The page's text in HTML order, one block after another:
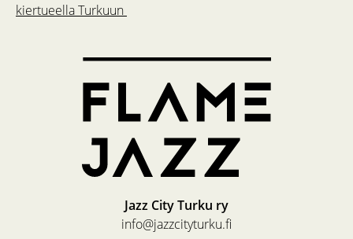
kiertueella Turkuun
Jazz City Turku ry
info@jazzcityturku.fi